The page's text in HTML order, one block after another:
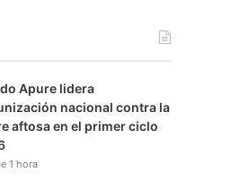
Apure lidera
nacional contra la
aftosa en el primer ciclo
1 hora